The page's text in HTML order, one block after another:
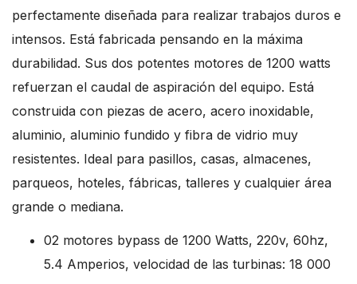
perfectamente diseñada para realizar trabajos duros e
intensos. Está fabricada pensando en la máxima
durabilidad. Sus dos potentes motores de 1200 watts
refuerzan el caudal de aspiración del equipo. Está
construida con piezas de acero, acero inoxidable,
aluminio, aluminio fundido y fibra de vidrio muy
resistentes. Ideal para pasillos, casas, almacenes,
parqueos, hoteles, fábricas, talleres y cualquier área
grande o mediana.
02 motores bypass de 1200 Watts, 220v, 60hz,
5.4 Amperios, velocidad de las turbinas: 18 000